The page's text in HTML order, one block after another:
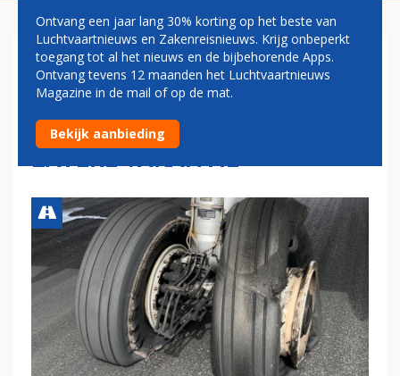
LEKKE BANDEN LUFTHANSA-
TOESTEL BEZORGEN
HONDERDEN NEDERLANDERS
LATERE VAKANTIE
Ontvang een jaar lang 30% korting op het beste van
Luchtvaartnieuws en Zakenreisnieuws. Krijg onbeperkt
toegang tot al het nieuws en de bijbehorende Apps.
Ontvang tevens 12 maanden het Luchtvaartnieuws
Magazine in de mail of op de mat.
Bekijk aanbieding